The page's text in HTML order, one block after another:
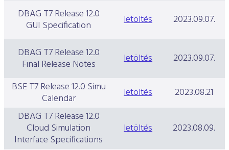
DBAG T7 Release 12.0
GUI Specification letöltés 2023.09.07.
DBAG T7 Release 12.0
Final Release Notes letöltés
2023.09.07.
BSE T7 Release 12.0 Simu
Calendar letöltés
2023.08.21
DBAG T7 Release 12.0
Cloud Simulation
Interface Specifications
letöltés
2023.08.09.